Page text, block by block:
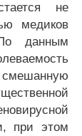
не
медиков
данным
при этом